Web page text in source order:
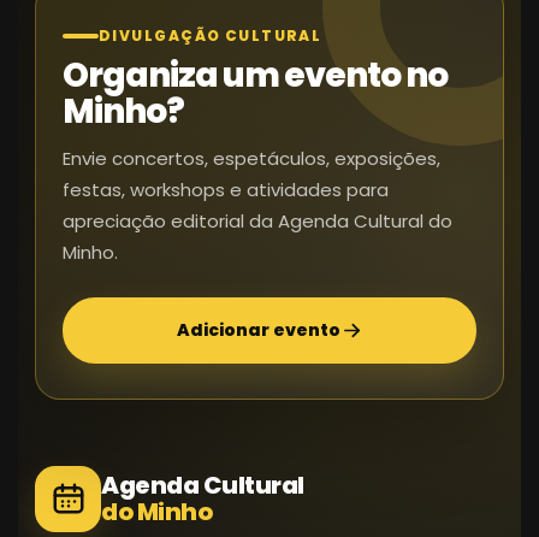
DIVULGAÇÃO CULTURAL
Organiza um evento no
Minho?
Envie concertos, espetáculos, exposições,
festas, workshops e atividades para
apreciação editorial da Agenda Cultural do
Minho.
Adicionar evento
Agenda Cultural
do Minho